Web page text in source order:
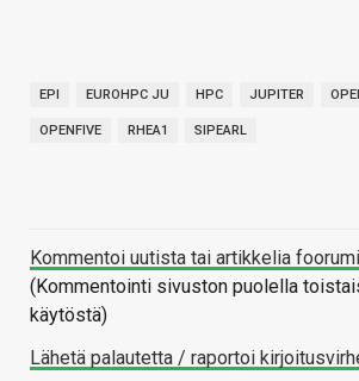
EPI EUROHPC JU HPC JUPITER
OPENFIVE RHEA1 SIPEARL
Kommentoi uutista tai artikkelia
(Kommentointi sivuston puolella
käytöstä)
Lähetä palautetta / raportoi